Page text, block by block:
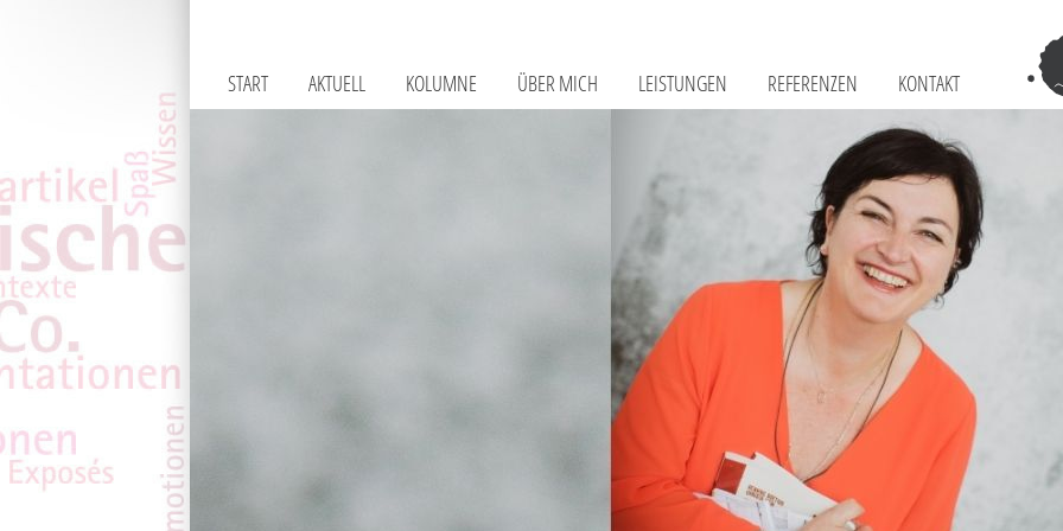
–
START AKTUELL KOLUMNE ÜBER MICH LEISTUNGEN REFERENZEN KONTAKT